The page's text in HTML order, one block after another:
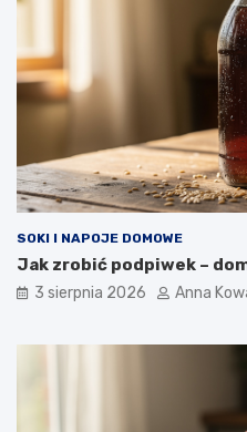
SOKI I NAPOJE DOMOWE
Jak zrobić podpiwek –
3 sierpnia 2026 Anna